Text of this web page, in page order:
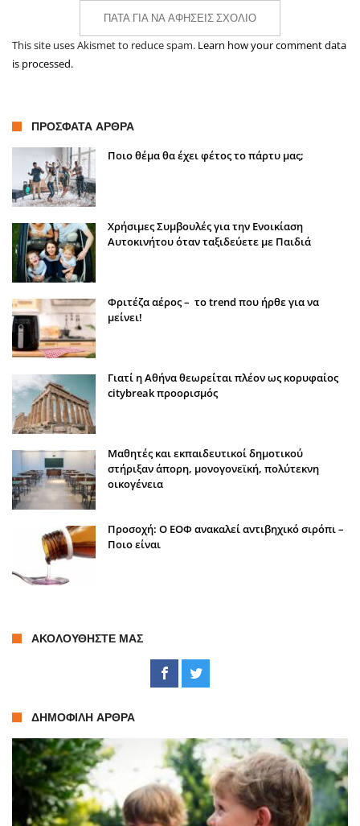
ΠΆΤΑ ΓΙΑ ΝΑ ΑΦΉΣΕΙΣ ΣΧΌΛΙΟ
This site uses Akismet to reduce spam. Learn how your comment data
is processed.
ΠΡΌΣΦΑΤΑ ΆΡΘΡΑ
Ποιο θέμα θα έχει φέτος το πάρτυ μας;
Χρήσιμες Συμβουλές για την Ενοικίαση
Αυτοκινήτου όταν ταξιδεύετε με Παιδιά
Φριτέζα αέρος – το trend που ήρθε για να
μείνει!
Γιατί η Αθήνα θεωρείται πλέον ως κορυφαίος
citybreak προορισμός
Μαθητές και εκπαιδευτικοί δημοτικού
στήριξαν άπορη, μονογονεϊκή, πολύτεκνη
οικογένεια
Προσοχή: Ο ΕΟΦ ανακαλεί αντιβηχικό σιρόπι –
Ποιο είναι
ΑΚΟΛΟΥΘΉΣΤΕ ΜΑΣ
ΔΗΜΟΦΙΛΉ ΆΡΘΡΑ